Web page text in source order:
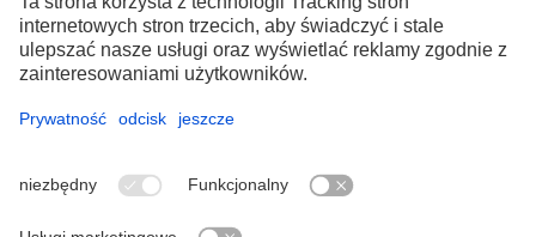
biuro@pferdvsm.pl
+48 61 8970 490
Ochrona danych osobowych